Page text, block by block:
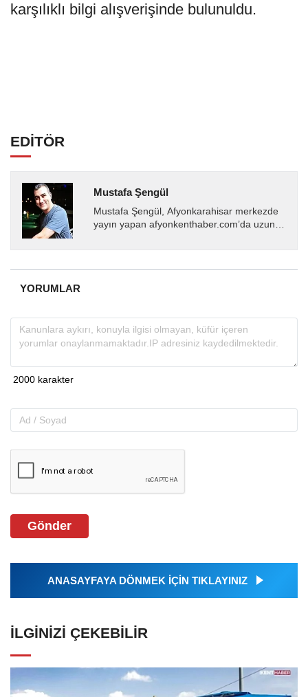
karşılıklı bilgi alışverişinde bulunuldu.
EDİTÖR
Mustafa Şengül
Mustafa Şengül, Afyonkarahisar merkezde
yayın yapan afyonkenthaber.com’da uzun
almakta, haber akışı...
YORUMLAR
Gönder
ANASAYFAYA DÖNMEK İÇİN TIKLAYINIZ
İLGINIZI ÇEKEBILIR